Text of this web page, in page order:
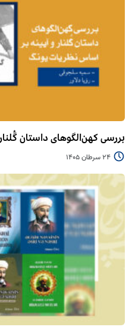
بررسی کهن‌الگوهای داستان
24 سرطان 1405